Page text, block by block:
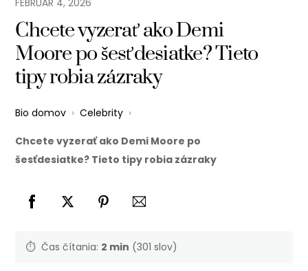
FEBRUÁR 4,2026
Chcete vyzerať ako Demi
Moore po šesťdesiatke? Tieto
tipy robia zázraky
Bio domov › Celebrity ›
Chcete vyzerať ako Demi Moore po
šesťdesiatke? Tieto tipy robia zázraky
⏱️ Čas čítania: 2 min (301 slov)